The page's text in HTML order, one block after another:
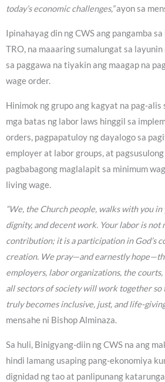
today’s economic challenges,”ayon sa
Ipinahayag din ng CWS ang pangamba
TRO, na maaaring sumalungat sa
sa paggawa na tiyakin ang maagap na
wage order.
Hinimok ng grupo ang kagyat na pag-alis
mga batas ng labor laws hinggil sa
orders, pagpapatuloy ng dayalogo sa
employer at labor groups, at
pagbabagong maglalapit sa minimum
living wage.
“We, the Church people, walks with you
dignity, and decent work. Your labor is not
contribution; it is a participation in God’s
creation. We pray—and earnestly
employers, labor organizations, the
all sectors of society will work together so
truly becomes inclusive, just, and life-
mensahe ni Bishop Alminaza.
Sa huli, Binigyang-diin ng CWS na ang
hindi lamang usaping pang-ekonomiya
dignidad ng tao at panlipunang